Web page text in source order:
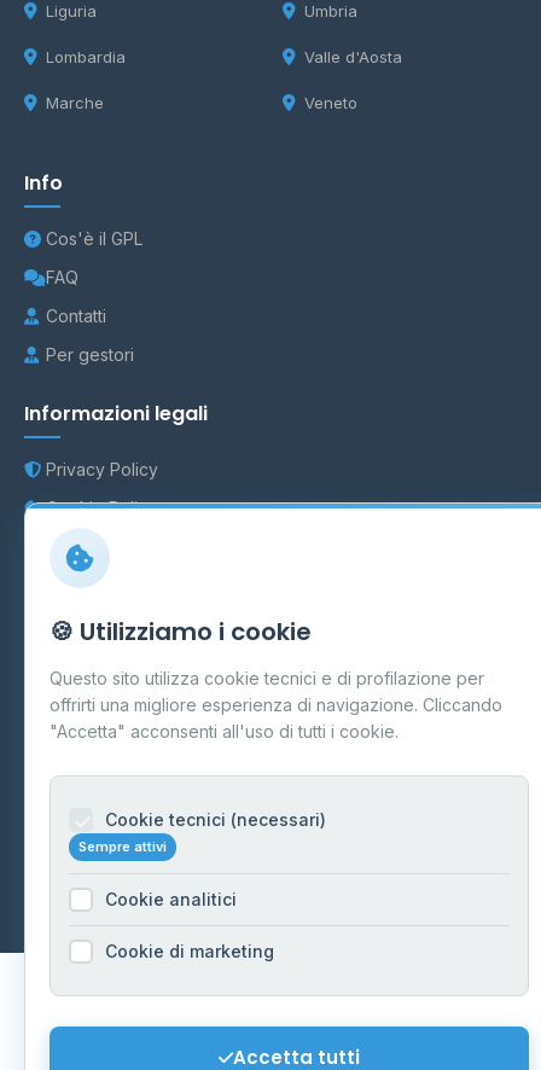
Liguria
Lombardia
Marche
Umbria
Valle d'Aosta
Veneto
Info
Cos'è il GPL
FAQ
Contatti
Per gestori
Informazioni legali
Privacy Policy
Cookie Policy
Preferenze Cookie
Mappa del sito
Contattaci
info@distributori-gpl.it
© 2026 - Distributori di GPL -AF Project Software Agency
Carpi
Dati forniti daMinistero delle Imprese e del Made in Italy
🍪 Utilizziamo i cookie
Questo sito utilizza cookie tecnici e di profilazione per
offrirti una migliore esperienza di navigazione. Cliccando
"Accetta" acconsenti all'uso di tutti i cookie.
Cookie tecnici (necessari)
Sempre attivi
Cookie analitici
Cookie di marketing
Accetta tutti